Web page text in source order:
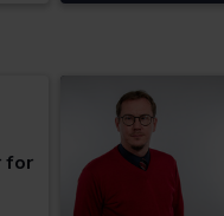
for